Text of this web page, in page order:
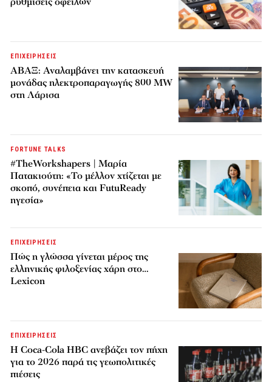
ΕΠΙΧΕΙΡΗΣΕΙΣ
ΑΒΑΞ: Αναλαμβάνει την κατασκευή
μονάδας ηλεκτροπαραγωγής 800 MW
στη Λάρισα
FORTUNE TALKS
#TheWorkshapers | Μαρία
Πατακιούτη: «Το μέλλον χτίζεται με
σκοπό, συνέπεια και FutuReady
ηγεσία»
ΕΠΙΧΕΙΡΗΣΕΙΣ
Πώς η γλώσσα γίνεται μέρος της
ελληνικής φιλοξενίας χάρη στο…
Lexicon
ΕΠΙΧΕΙΡΗΣΕΙΣ
Η Coca-Cola HBC ανεβάζει τον πήχη
για το 2026 παρά τις γεωπολιτικές
πιέσεις